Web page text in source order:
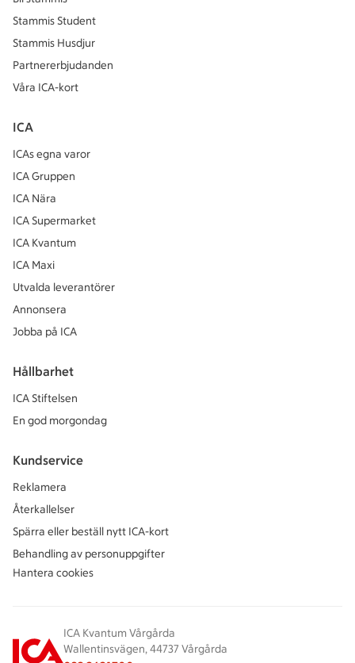
Stammis Student
Stammis Husdjur
Partnererbjudanden
Våra ICA-kort
ICA
ICAs egna varor
ICA Gruppen
ICA Nära
ICA Supermarket
ICA Kvantum
ICA Maxi
Utvalda leverantörer
Annonsera
Jobba på ICA
Hållbarhet
ICA Stiftelsen
En god morgondag
Kundservice
Reklamera
Återkallelser
Spärra eller beställ nytt ICA-kort
Behandling av personuppgifter
Hantera cookies
ICA Kvantum Vårgårda
Wallentinsvägen, 44737 Vårgårda